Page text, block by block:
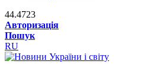
44.4723
Авторизація
Пошук
RU